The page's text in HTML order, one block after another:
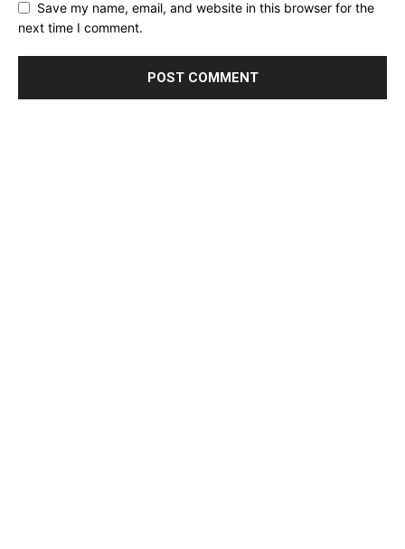
Save my name, email, and website in this browser for the
next time I comment.